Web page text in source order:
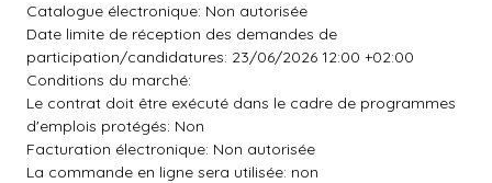
Catalogue électronique: Non autorisée
Date limite de réception des demandes de
participation/candidatures: 23/06/2026 12:00 +02:00
Conditions du marché:
Le contrat doit être exécuté dans le cadre de programmes
d'emplois protégés: Non
Facturation électronique: Non autorisée
La commande en ligne sera utilisée: non